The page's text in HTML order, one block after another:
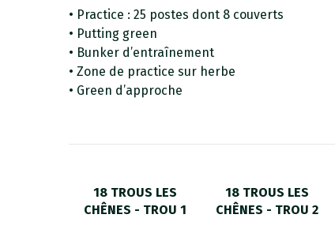
• Practice : 25 postes dont 8 couverts
• Putting green
• Bunker d’entraînement
• Zone de practice sur herbe
• Green d’approche
18 TROUS LES
CHÊNES - TROU 1
18 TROUS LES
CHÊNES - TROU 2